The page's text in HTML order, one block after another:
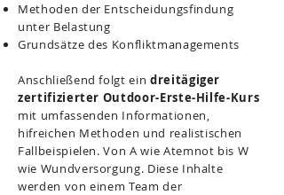
Methoden der Entscheidungsfindung
unter Belastung
Grundsätze des Konfliktmanagements
Anschließend folgt ein dreitägiger
zertifizierter Outdoor-Erste-Hilfe-Kurs
mit umfassenden Informationen,
hifreichen Methoden und realistischen
Fallbeispielen. Von A wie Atemnot bis W
wie Wundversorgung. Diese Inhalte
werden von einem Team der